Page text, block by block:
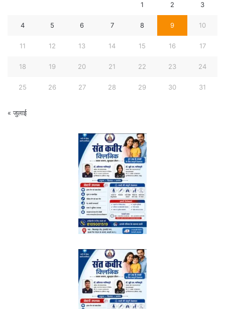
1 2 3
4 5 6 7 8 9 10
11 12 13 14 15 16 17
18 19 20 21 22 23 24
25 26 27 28 29 30 31
« जुलाई